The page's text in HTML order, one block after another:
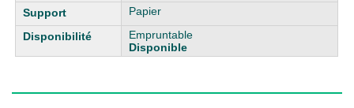
Papier
Empruntable
Disponible